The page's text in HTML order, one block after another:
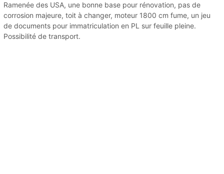
Ramenée des USA, une bonne base pour rénovation, pas de
corrosion majeure, toit à changer, moteur 1800 cm fume, un jeu
de documents pour immatriculation en PL sur feuille pleine.
Possibilité de transport.